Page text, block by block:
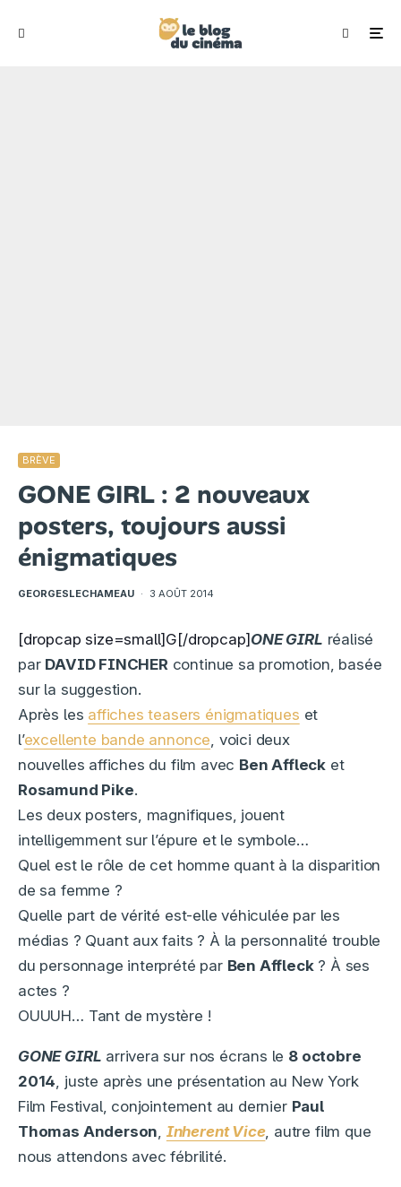
BRÈVE
GONE GIRL : 2 nouveaux
posters, toujours aussi
énigmatiques
GEORGESLECHAMEAU · 3 AOÛT 2014
[dropcap size=small]G[/dropcap] ONE GIRL réalisé
par DAVID FINCHERcontinue sa promotion, basée
sur la suggestion.
Après les affiches teasers énigmatiques et
l’excellente bande annonce, voici deux
nouvelles affiches du film avec Ben Afflecket
Rosamund Pike.
Les deux posters, magnifiques, jouent
intelligemment sur l’épure et le symbole…
Quel est le rôle de cet homme quant à la disparition
de sa femme ?
Quelle part de vérité est-elle véhiculée par les
médias ? Quant aux faits ? À la personnalité trouble
du personnage interprété par Ben Affleck? À ses
actes ?
OUUUH… Tant de mystère !
GONE GIRL arrivera sur nos écrans le 8 octobre
2014, juste après une présentation au New York
Film Festival, conjointement au dernier Paul
Thomas Anderson, Inherent Vice, autre film que
nous attendons avec fébrilité.